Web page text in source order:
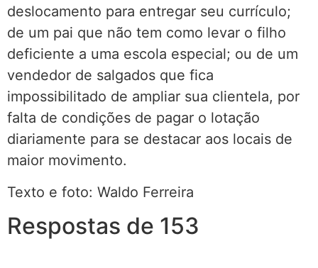
deslocamento para entregar seu currículo;
de um pai que não tem como levar o filho
deficiente a uma escola especial; ou de um
vendedor de salgados que fica
impossibilitado de ampliar sua clientela, por
falta de condições de pagar o lotação
diariamente para se destacar aos locais de
maior movimento.
Texto e foto: Waldo Ferreira
Respostas de 153